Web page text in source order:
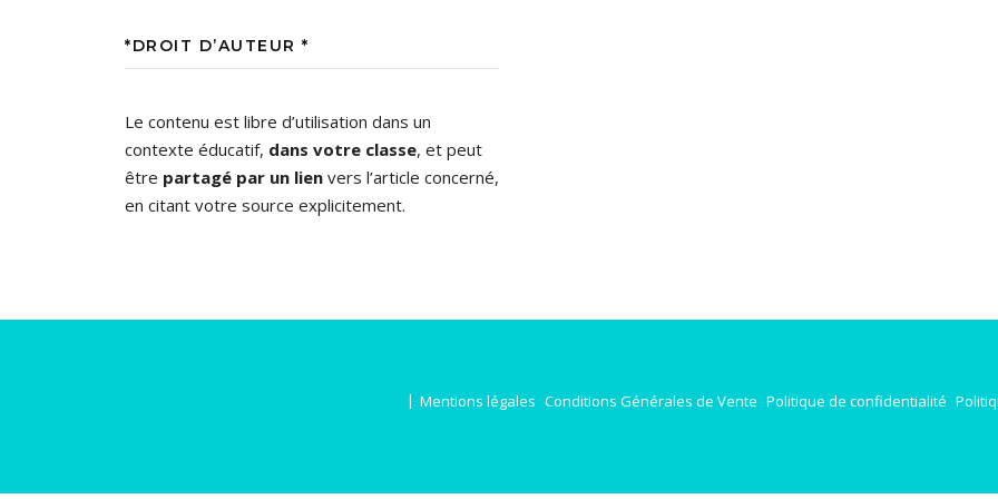
*DROIT D’AUTEUR *
Le contenu est libre d’utilisation dans un
contexte éducatif, dans votre classe, et peut
être partagé par un lien vers l’article concerné,
en citant votre source explicitement.
Mentions légales Conditions Générales de Vente Politique de confidentialité